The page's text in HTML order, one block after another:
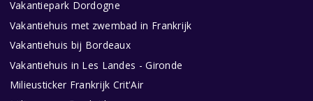
Vakantiepark Dordogne
Vakantiehuis met zwembad in Frankrijk
Vakantiehuis bij Bordeaux
Vakantiehuis in Les Landes - Gironde
Milieusticker Frankrijk Crit'Air